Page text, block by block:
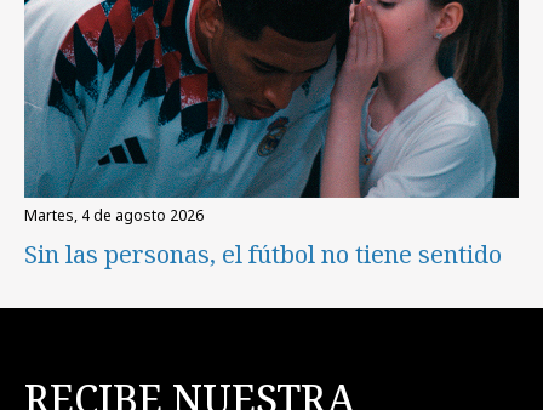
martes, 4 de agosto 2026
Sin las personas, el fútbol no tiene sentido
RECIBE NUESTRA